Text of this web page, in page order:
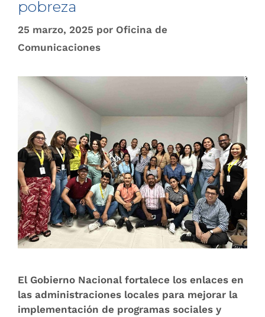
pobreza
25 marzo, 2025 por Oficina de
Comunicaciones
El Gobierno Nacional fortalece los enlaces en
las administraciones locales para mejorar la
implementación de programas sociales y